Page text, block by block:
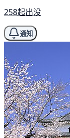
258起出没
通知